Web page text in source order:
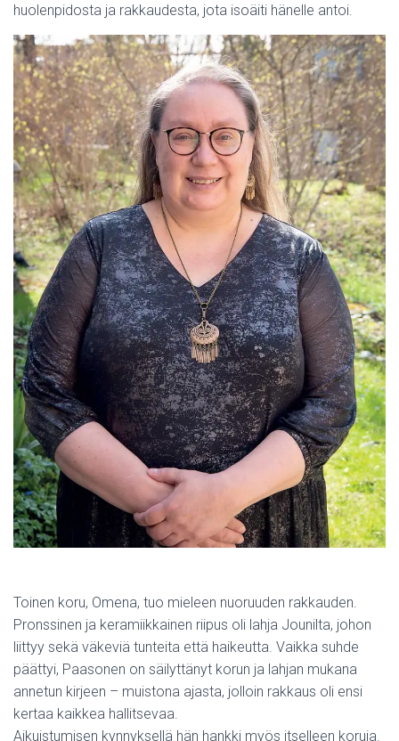
huolenpidosta ja rakkaudesta, jota isoäiti hänelle antoi.
Toinen koru, Omena, tuo mieleen nuoruuden rakkauden.
Pronssinen ja keramiikkainen riipus oli lahja Jounilta, johon
liittyy sekä väkeviä tunteita että haikeutta. Vaikka suhde
päättyi, Paasonen on säilyttänyt korun ja lahjan mukana
annetun kirjeen – muistona ajasta, jolloin rakkaus oli ensi
kertaa kaikkea hallitsevaa.
Aikuistumisen kynnyksellä hän hankki myös itselleen koruja.